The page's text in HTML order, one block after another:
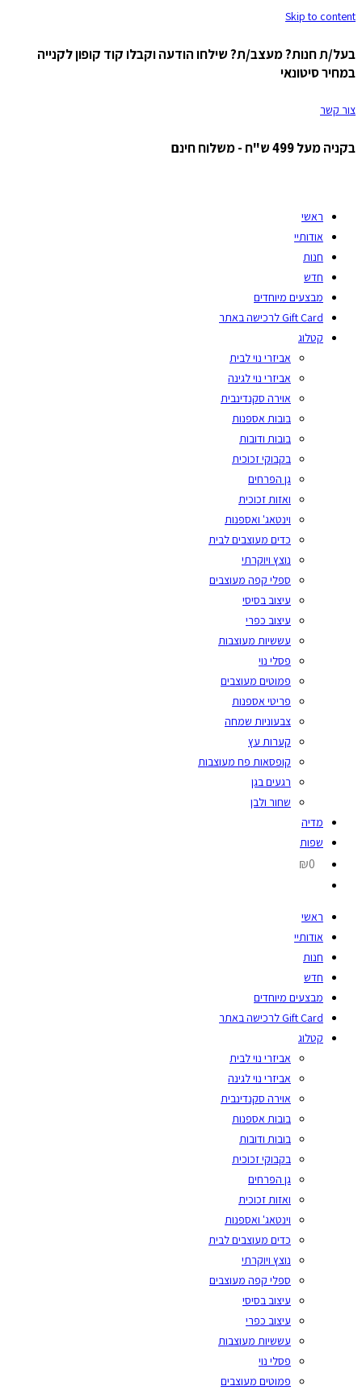
Skip to content
בעל/ת חנות? מעצב/ת? שילחו הודעה וקבלו קוד קופון לקנייה
במחיר סיטונאי
צור קשר
בקניה מעל 499 ש"ח - משלוח חינם
ראשי
אודותיי
חנות
חדש
מבצעים מיוחדים
Gift Card לרכישה באתר
קטלוג
אביזרי נוי לבית
אביזרי נוי לגינה
אוירה סקנדינבית
בובות אספנות
בובות ודובות
בקבוקי זכוכית
גן הפרחים
ואזות זכוכית
וינטאג' ואספנות
כדים מעוצבים לבית
נוצץ ויוקרתי
ספלי קפה מעוצבים
עיצוב בסיסי
עיצוב כפרי
עששיות מעוצבות
פסלי נוי
פמוטים מעוצבים
פריטי אספנות
צבעוניות שמחה
קערות עץ
קופסאות פח מעוצבות
רגעים בגן
שחור ולבן
מדיה
שפות
₪0
ראשי
אודותיי
חנות
חדש
מבצעים מיוחדים
Gift Card לרכישה באתר
קטלוג
אביזרי נוי לבית
אביזרי נוי לגינה
אוירה סקנדינבית
בובות אספנות
בובות ודובות
בקבוקי זכוכית
גן הפרחים
ואזות זכוכית
וינטאג' ואספנות
כדים מעוצבים לבית
נוצץ ויוקרתי
ספלי קפה מעוצבים
עיצוב בסיסי
עיצוב כפרי
עששיות מעוצבות
פסלי נוי
פמוטים מעוצבים